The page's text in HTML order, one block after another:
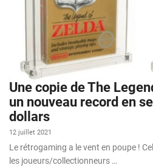
Une copie de The
un nouveau record en
dollars
12 juillet 2021
Le rétrogaming a le vent en poupe !
les joueurs/collectionneurs …